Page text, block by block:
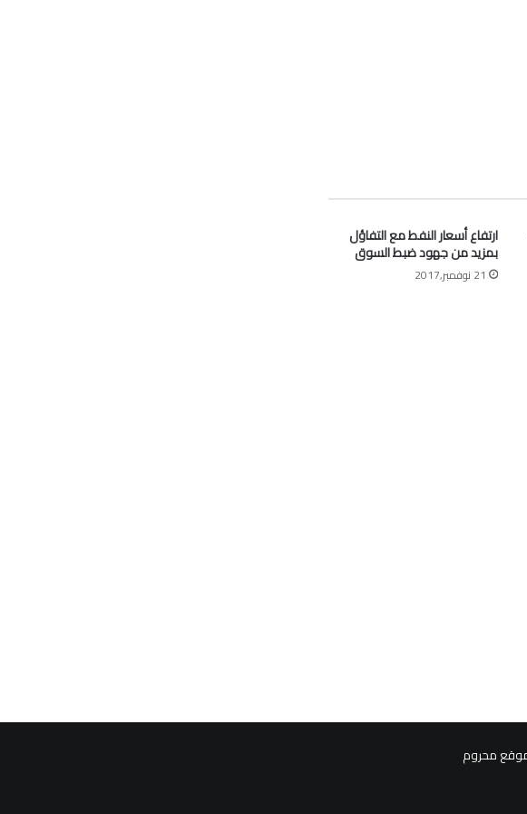
ارتفاع أسعار النفط مع التفاؤل
بمزيد من جهود ضبط السوق
21 نوفمبر,2017